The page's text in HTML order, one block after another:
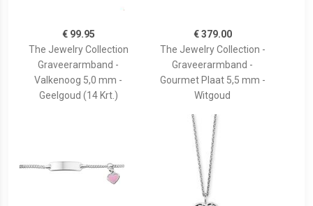
€ 99.95
The Jewelry Collection
Graveerarmband -
Valkenoog 5,0 mm -
Geelgoud (14 Krt.)
€ 379.00
The Jewelry Collection -
Graveerarmband -
Gourmet Plaat 5,5 mm -
Witgoud